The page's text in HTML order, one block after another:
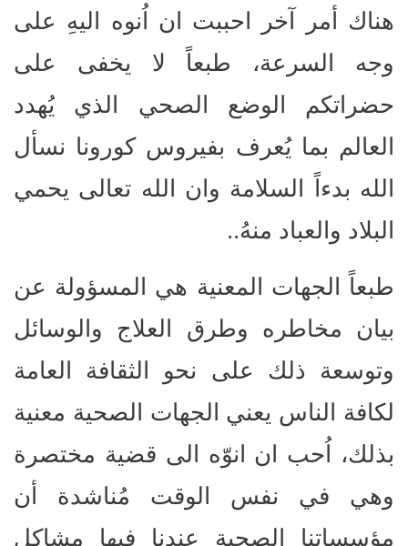
هناك أمر آخر احببت ان اُنوه اليهِ على
وجه السرعة، طبعاً لا يخفى على
حضراتكم الوضع الصحي الذي يُهدد
العالم بما يُعرف بفيروس كورونا نسأل
الله بدءاً السلامة وان الله تعالى يحمي
البلاد والعباد منهُ..
طبعاً الجهات المعنية هي المسؤولة عن
بيان مخاطره وطرق العلاج والوسائل
وتوسعة ذلك على نحو الثقافة العامة
لكافة الناس يعني الجهات الصحية معنية
بذلك، اُحب ان انوّه الى قضية مختصرة
وهي في نفس الوقت مُناشدة أن
مؤسساتنا الصحية عندنا فيها مشاكل